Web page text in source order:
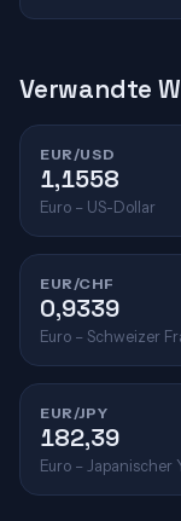
Verwandte
EUR/USD
1,1558
Euro – US-Dollar
EUR/CHF
0,9339
Euro – Schweizer
EUR/JPY
182,39
Euro – Japanischer